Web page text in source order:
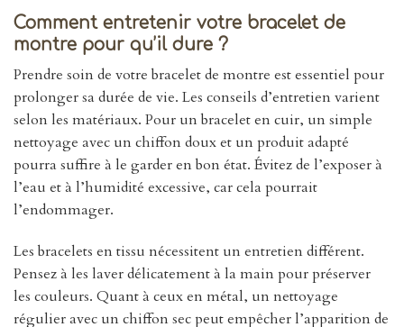
Comment entretenir votre bracelet de
montre pour qu’il dure ?
Prendre soin de votre bracelet de montre est essentiel pour
prolonger sa durée de vie. Les conseils d’entretien varient
selon les matériaux. Pour un bracelet en cuir, un simple
nettoyage avec un chiffon doux et un produit adapté
pourra suffire à le garder en bon état. Évitez de l’exposer à
l’eau et à l’humidité excessive, car cela pourrait
l’endommager.
Les bracelets en tissu nécessitent un entretien différent.
Pensez à les laver délicatement à la main pour préserver
les couleurs. Quant à ceux en métal, un nettoyage
régulier avec un chiffon sec peut empêcher l’apparition de